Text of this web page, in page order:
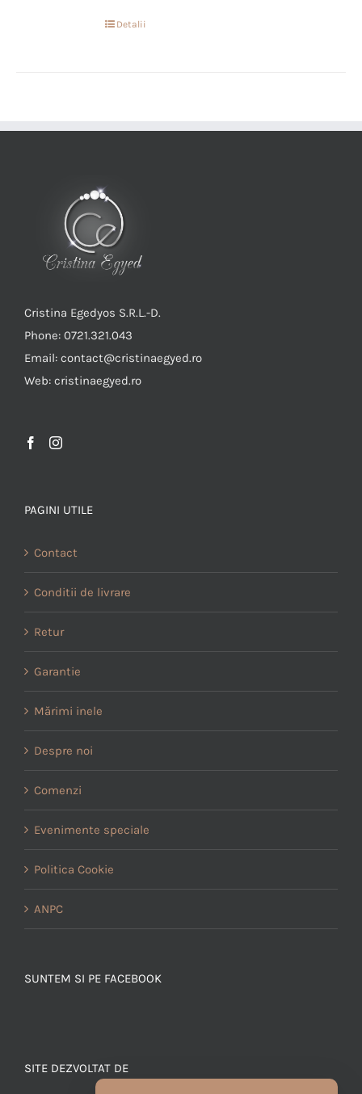
Detalii
Cristina Egedyos S.R.L.-D.
Phone: 0721.321.043
Email: contact@cristinaegyed.ro
Web: cristinaegyed.ro
PAGINI UTILE
Contact
Conditii de livrare
Retur
Garantie
Mărimi inele
Despre noi
Comenzi
Evenimente speciale
Politica Cookie
ANPC
SUNTEM SI PE FACEBOOK
SITE DEZVOLTAT DE